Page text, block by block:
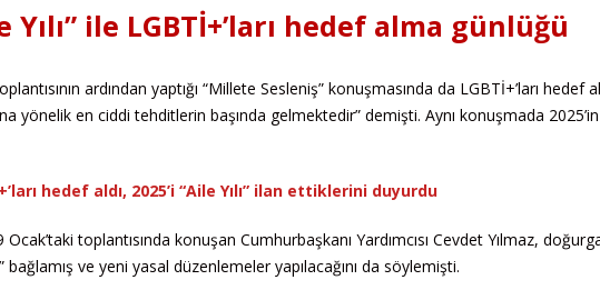
Yılı” ile LGBTİ+’ları hedef alma günlüğü
ardından yaptığı “Millete Sesleniş” konuşmasında da LGBTİ+’ları hedef
yönelik en ciddi tehditlerin başında gelmektedir” demişti. Aynı konuşmada 2025’in
hedef aldı, 2025’i “Aile Yılı” ilan ettiklerini duyurdu
toplantısında konuşan Cumhurbaşkanı Yardımcısı Cevdet Yılmaz,
ve yeni yasal düzenlemeler yapılacağını da söylemişti.